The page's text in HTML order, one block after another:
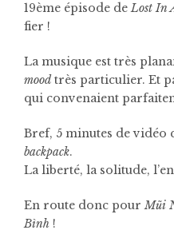
19ème épisode deLost In
fier !
La musique est très
moodtrès particulier. Et
qui convenaient
Bref, 5 minutes de vidéo
backpack.
La liberté, la solitude,
En route donc pourMũi
Bình !